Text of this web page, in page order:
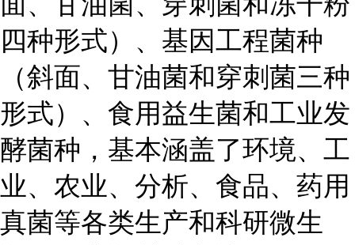
四种形式）、基因工程菌种
（斜面、甘油菌和穿刺菌三种
形式）、食用益生菌和工业发
酵菌种，基本涵盖了环境、工
业、农业、分析、食品、药用
真菌等各类生产和科研微生